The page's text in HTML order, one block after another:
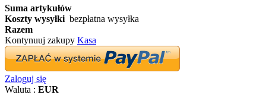
Suma artykułów
Koszty wysyłki bezpłatna wysyłka
Razem
Kontynuuj zakupy Kasa
Zaloguj się
Waluta : EUR